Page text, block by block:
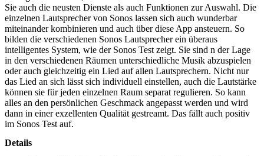
Sie auch die neusten Dienste als auch Funktionen zur Auswahl. Die
einzelnen Lautsprecher von Sonos lassen sich auch wunderbar
miteinander kombinieren und auch über diese App ansteuern. So
bilden die verschiedenen Sonos Lautsprecher ein überaus
intelligentes System, wie der Sonos Test zeigt. Sie sind n der Lage
in den verschiedenen Räumen unterschiedliche Musik abzuspielen
oder auch gleichzeitig ein Lied auf allen Lautsprechern. Nicht nur
das Lied an sich lässt sich individuell einstellen, auch die Lautstärke
können sie für jeden einzelnen Raum separat regulieren. So kann
alles an den persönlichen Geschmack angepasst werden und wird
dann in einer exzellenten Qualität gestreamt. Das fällt auch positiv
im Sonos Test auf.
Details